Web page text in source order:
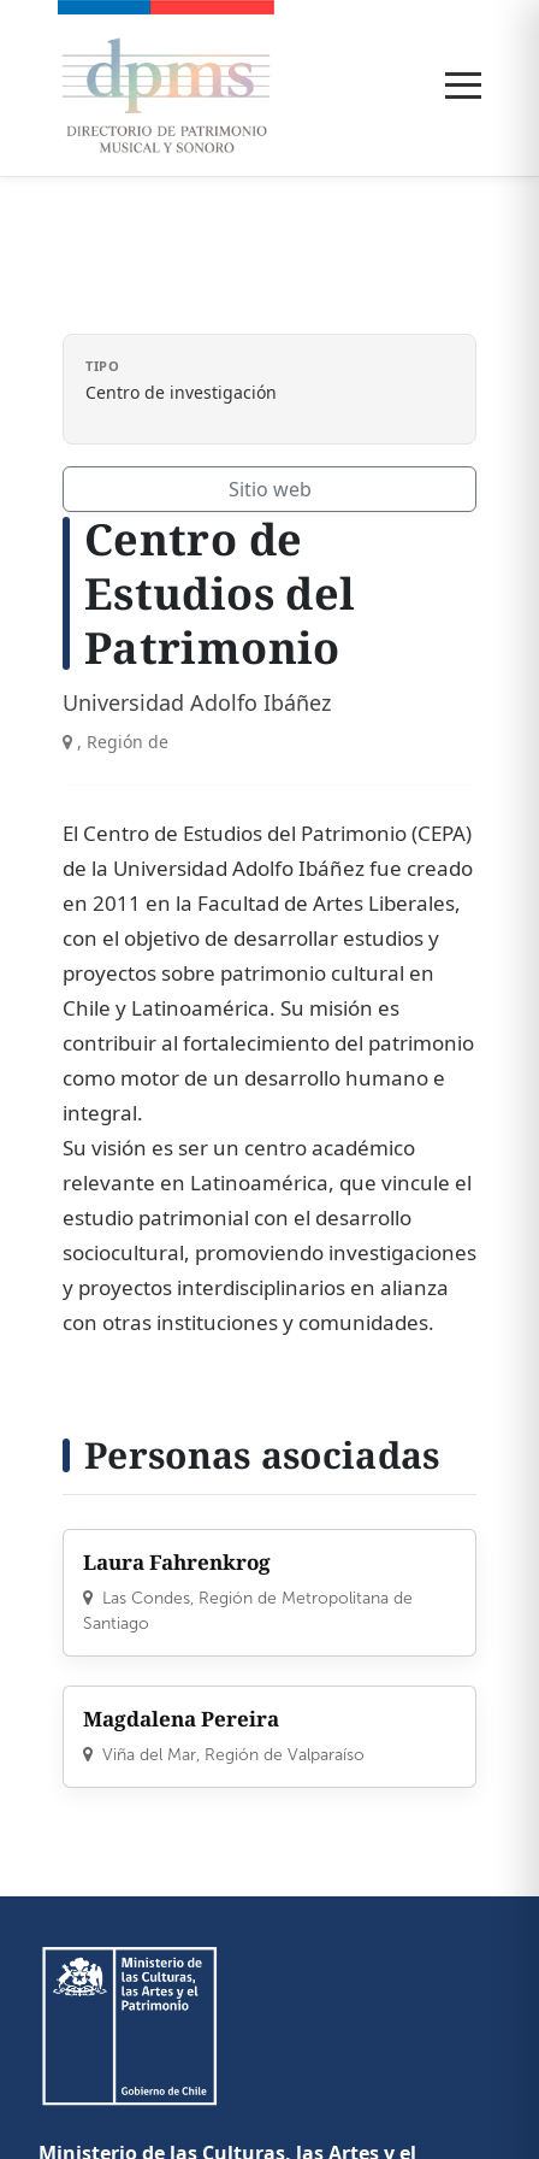
TIPO
Centro de investigación
Sitio web
Centro de
Estudios del
Patrimonio
Universidad Adolfo Ibáñez
, Región de
El Centro de Estudios del Patrimonio (CEPA)
de la Universidad Adolfo Ibáñez fue creado
en 2011 en la Facultad de Artes Liberales,
con el objetivo de desarrollar estudios y
proyectos sobre patrimonio cultural en
Chile y Latinoamérica. Su misión es
contribuir al fortalecimiento del patrimonio
como motor de un desarrollo humano e
integral.
Su visión es ser un centro académico
relevante en Latinoamérica, que vincule el
estudio patrimonial con el desarrollo
sociocultural, promoviendo investigaciones
y proyectos interdisciplinarios en alianza
con otras instituciones y comunidades.
Personas asociadas
Laura Fahrenkrog
Las Condes, Región de Metropolitana de
Santiago
Magdalena Pereira
Viña del Mar, Región de Valparaíso
Ministerio de las Culturas, las Artes y el